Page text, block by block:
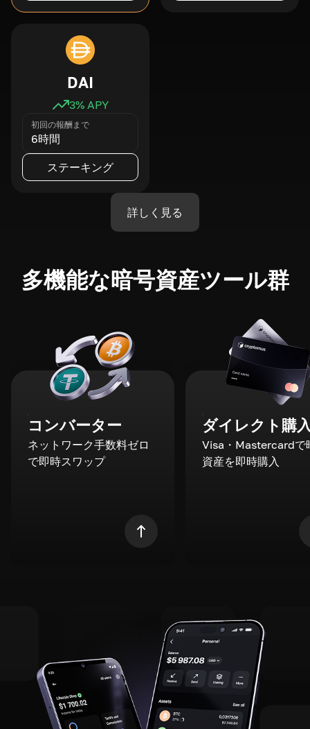
DAI
3% APY
初回の報酬まで
6時間
ステーキング
詳しく見る
多機能な暗号資産ツール群
コンバーター
ネットワーク手数料ゼロ
で即時スワップ
ダイレクト購
Visa・Mastercardで
資産を即時購入